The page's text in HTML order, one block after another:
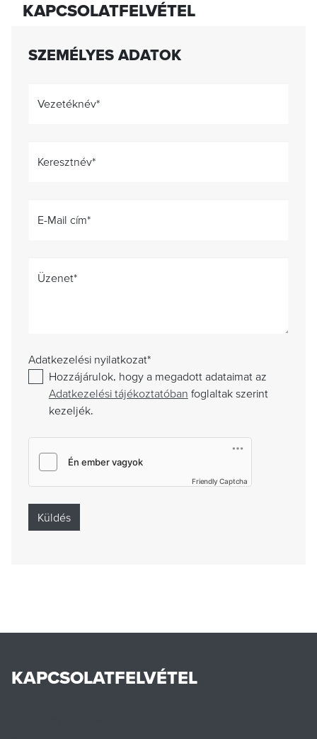
KAPCSOLATFELVÉTEL
SZEMÉLYES ADATOK
Vezetéknév*
Keresztnév*
E-Mail cím*
Üzenet*
Adatkezelési nyilatkozat*
Hozzájárulok, hogy a megadott adataimat az
Adatkezelési tájékoztatóban foglaltak szerint
kezeljék.
Friendly Captcha
KAPCSOLATFELVÉTEL